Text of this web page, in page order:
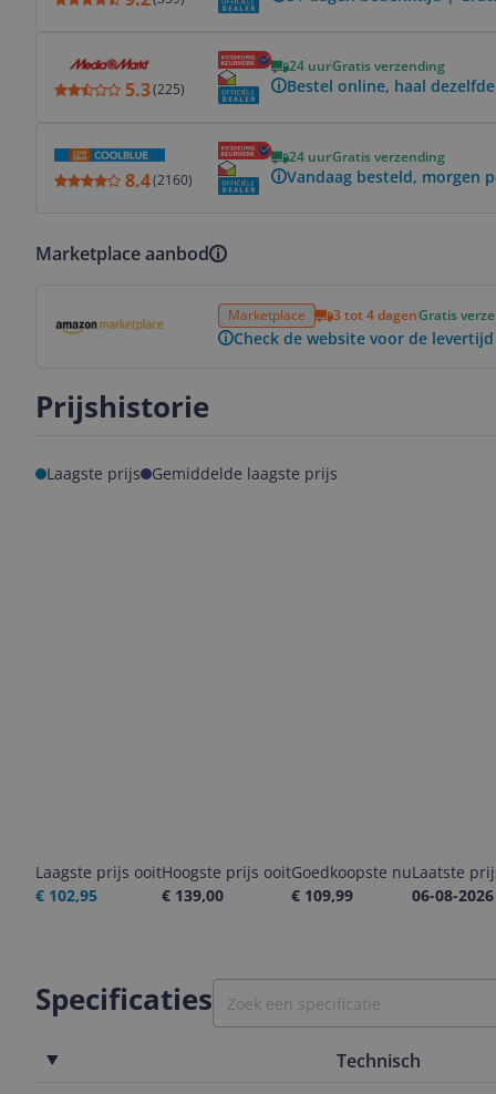
5.3(225)
24 uurGratis verzending
Bestel online, haal
8.4(2160)
24 uurGratis verzending
Vandaag besteld, morgen
Marketplace aanbod
Marketplace 3 tot 4 dagenGratis
Check de website voor de
Prijshistorie
Laagste prijs Gemiddelde laagste prijs
Laagste prijs ooit
€ 102,95
Hoogste prijs ooit
€ 139,00
Goedkoopste nu
€ 109,99
Laatste
06-08-2026
Specificaties
Technisch